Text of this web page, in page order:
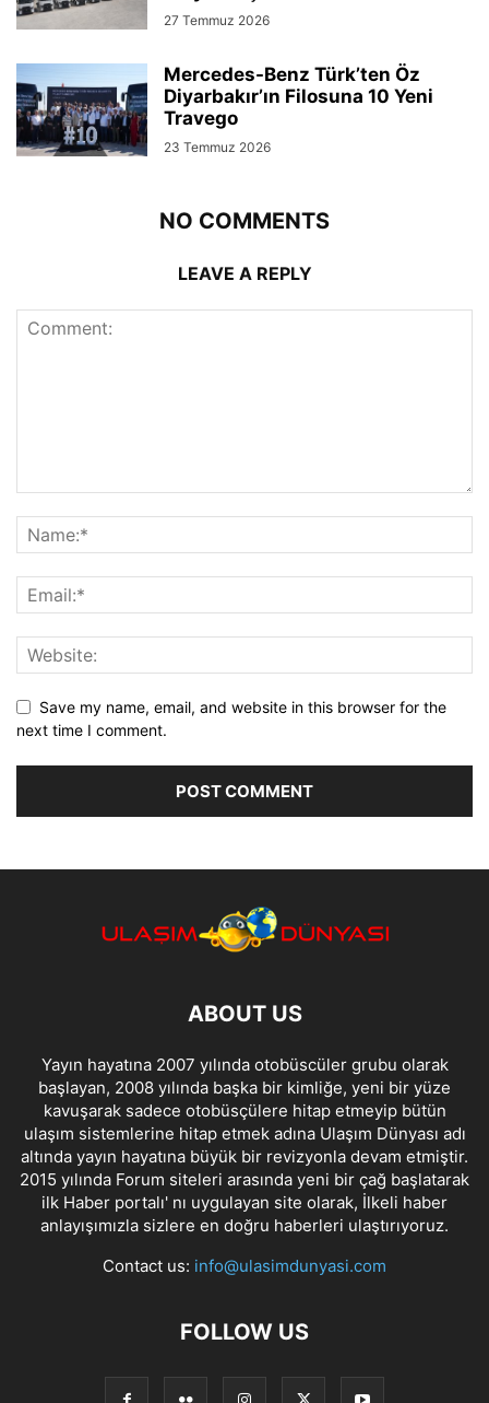
27 Temmuz 2026
Mercedes-Benz Türk’ten Öz
Diyarbakır’ın Filosuna 10 Yeni
Travego
23 Temmuz 2026
NO COMMENTS
LEAVE A REPLY
Save my name, email, and website in this browser for the
next time I comment.
ABOUT US
Yayın hayatına 2007 yılında otobüscüler grubu olarak
başlayan, 2008 yılında başka bir kimliğe, yeni bir yüze
kavuşarak sadece otobüsçülere hitap etmeyip bütün
ulaşım sistemlerine hitap etmek adına Ulaşım Dünyası adı
altında yayın hayatına büyük bir revizyonla devam etmiştir.
2015 yılında Forum siteleri arasında yeni bir çağ başlatarak
ilk Haber portalı' nı uygulayan site olarak, İlkeli haber
anlayışımızla sizlere en doğru haberleri ulaştırıyoruz.
Contact us: info@ulasimdunyasi.com
FOLLOW US